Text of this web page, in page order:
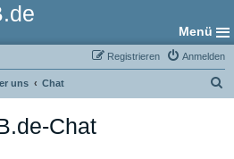
Menü
Anmelden
Registrieren
uns Chat
Chat